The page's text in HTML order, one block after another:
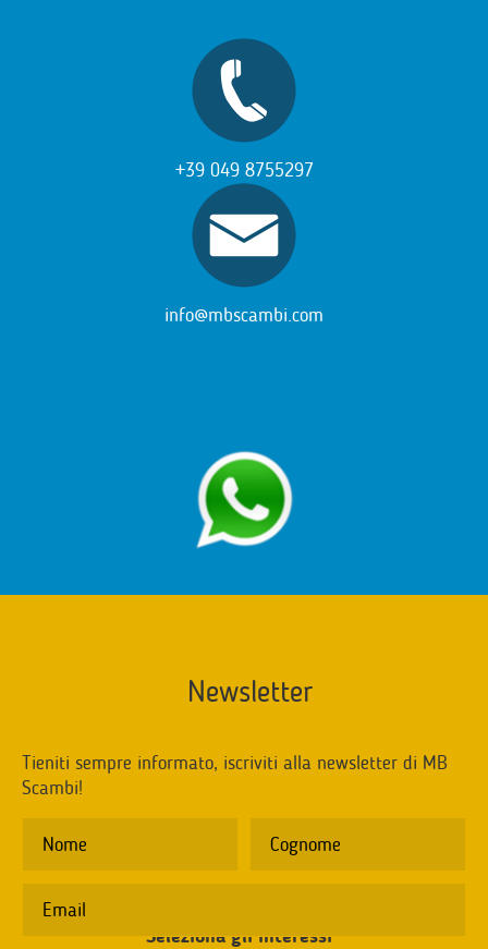
+39 049 8755297
info@mbscambi.com
Newsletter
Tieniti sempre informato, iscriviti alla newsletter di MB
Scambi!
Seleziona gli interessi